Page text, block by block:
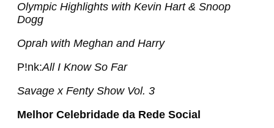
Olympic Highlights with Kevin Hart & Snoop
Dogg
Oprah with Meghan and Harry
P!nk:All I Know So Far
Savage x Fenty Show Vol. 3
Melhor Celebridade da Rede Social